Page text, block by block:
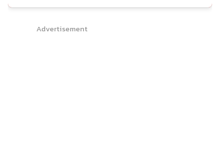
Advertisement